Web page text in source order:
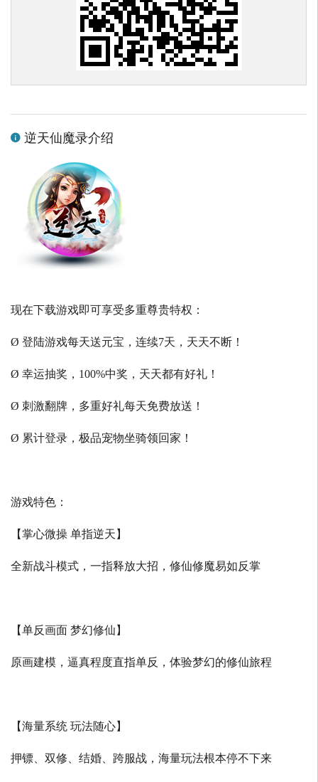
逆天仙魔录介绍
现在下载游戏即可享受多重尊贵特权：
Ø 登陆游戏每天送元宝，连续7天，天天不断！
Ø 幸运抽奖，100%中奖，天天都有好礼！
Ø 刺激翻牌，多重好礼每天免费放送！
Ø 累计登录，极品宠物坐骑领回家！
游戏特色：
【掌心微操 单指逆天】
全新战斗模式，一指释放大招，修仙修魔易如反掌
【单反画面 梦幻修仙】
原画建模，逼真程度直指单反，体验梦幻的修仙旅程
【海量系统 玩法随心】
押镖、双修、结婚、跨服战，海量玩法根本停不下来